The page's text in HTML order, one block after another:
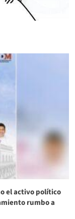
el activo político
rumbo a